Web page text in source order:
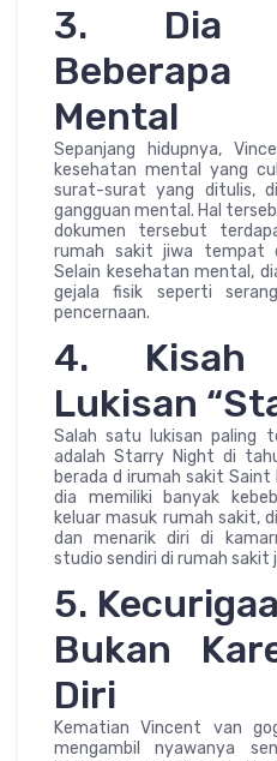
3. Dia
Mental
Sepanjang hidupnya,
kesehatan mental yang
surat-surat yang ditulis,
gangguan mental. Hal
dokumen tersebut
rumah sakit jiwa tempat
Selain kesehatan mental,
gejala fisik seperti
pencernaan.
4.
Lukisan
Salah satu lukisan paling
adalah Starry Night di
berada d irumah sakit
dia memiliki banyak
keluar masuk rumah sakit,
dan menarik diri di
studio sendiri di rumah sakit
5.
Bukan
Diri
Kematian Vincent van
mengambil nyawanya